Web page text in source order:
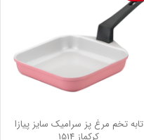
تابه تخم مرغ پز سرامیک سایز پیازا
کرکماز 1514